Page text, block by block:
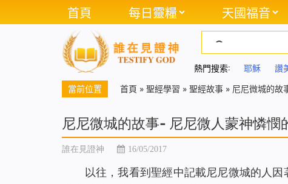
首頁 每日靈糧 天國福音
熱門搜索: 耶穌 讚
當前位置 首頁 » 聖經學習 » 聖經故事 » 尼尼微城的故
尼尼微城的故事- 尼尼微人蒙神憐憫
誰在見證神 16/05/2017
以往，我看到聖經中記載尼尼微城的人